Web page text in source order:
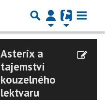
Asterix a
tajemství
kouzelného
lektvaru